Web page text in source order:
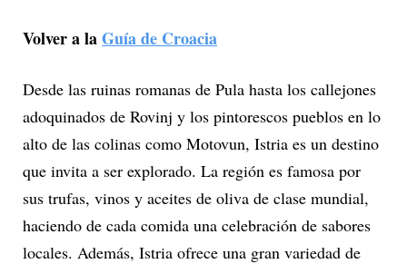
Volver a laGuía de Croacia
Desde las ruinas romanas de Pula hasta los callejones
adoquinados de Rovinj y los pintorescos pueblos en lo
alto de las colinas como Motovun, Istria es un destino
que invita a ser explorado. La región es famosa por
sus trufas, vinos y aceites de oliva de clase mundial,
haciendo de cada comida una celebración de sabores
locales. Además, Istria ofrece una gran variedad de